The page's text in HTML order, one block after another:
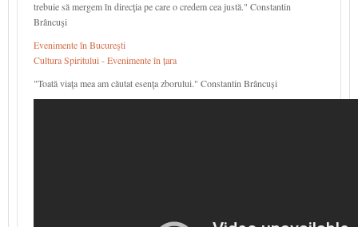
trebuie să mergem în direcţia pe care o credem cea justă." Constantin
Brâncuşi
Evenimente în Bucureşti
Cultura Spiritului - Evenimente în țara
"Toată viaţa mea am căutat esenţa zborului." Constantin Brâncuși